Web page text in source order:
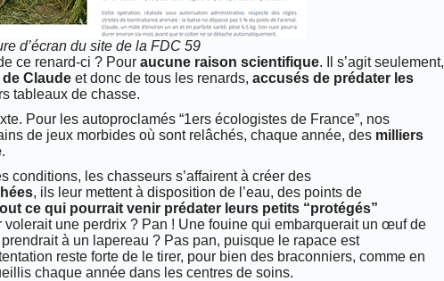
d’écran du site de la FDC 59
ce renard-ci ? Pour aucune raison scientifique. Il s’agit seulement,
Claude et donc de tous les renards, accusés de prédater les
tableaux de chasse.
Pour les autoproclamés “1ers écologistes de France”, nos
de jeux morbides où sont relâchés, chaque année, des milliers
.
conditions, les chasseurs s’affairent à créer des
, ils leur mettent à disposition de l’eau, des points de
ce qui pourrait venir prédater leurs petits “protégés”
une perdrix ? Pan ! Une fouine qui embarquerait un œuf de
à un lapereau ? Pas pan, puisque le rapace est
reste forte de le tirer, pour bien des braconniers, comme en
chaque année dans les centres de soins.